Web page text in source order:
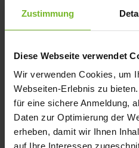
Zustimmung
Diese Webseite verwendet
Wir verwenden Cookies, um
Webseiten-Erlebnis zu
für eine sichere Anmeldung,
Daten zur Optimierung der
erheben, damit wir Ihnen
auf Ihre Interessen
andere Gerichte als
Der süße Sanddorn
Brauerei
Fachjury des KÜCHE